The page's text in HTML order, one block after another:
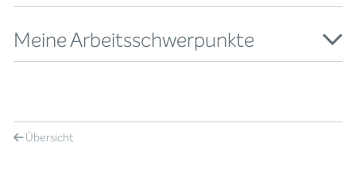
Meine Arbeitsschwerpunkte
Übersicht